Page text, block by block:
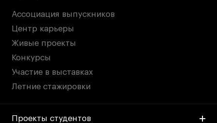
Ассоциация выпускников
Центр карьеры
Живые проекты
Конкурсы
Участие в выставках
Летние стажировки
Проекты студентов